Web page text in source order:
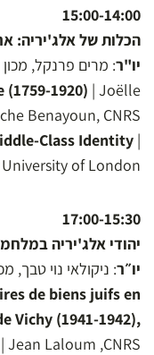
15:00-14:00
הכלות של אלג'יריה:
יו"ר: מרים פרנקל, מכון
(1759-1920) | Joëlle
Benayoun, CNRS
Class Identity |
of London
17:00-15:30
יהודי אלג'יריה
יו״ר: ניקולאי נוי טבך,
de biens juifs en
Vichy (1941-1942),
| Jean Laloum ,CNRS